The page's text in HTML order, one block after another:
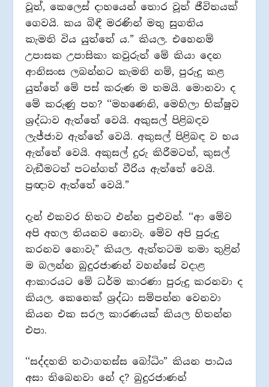
වූත්, කෙලෙස් දාහයෙන් තොර වූත් ජීවිතයක්
ගෙවයි. කය බිඳී මරණින් මතු සුගතිය
කැමති විය යුත්තේ ය.” කියල. එහෙනම්
උපාසක උපාසිකා කවුරුත් මේ කියා දෙන
ආනිසංස ලබන්නට කැමති නම්, පුරුදු කළ
යුත්තේ මේ පස් කරුණ ම තමයි. මොනවා ද
මේ කරුණු පහ? ‘‘මහණෙනි, මෙහිලා භික්ෂුව
ශ‍්‍රද්ධාව ඇත්තේ වෙයි. අකුසල් පිළිබඳව
ලැජ්ජාව ඇත්තේ වෙයි. අකුසල් පිළිබඳ ව භය
ඇත්තේ වෙයි. අකුසල් දුරු කිරීමටත්, කුසල්
වැඞීමටත් පටන්ගත් වීරිය ඇත්තේ වෙයි.
ප‍්‍රඥාව ඇත්තේ වෙයි.”
දැන් එකවර හිතට එන්න පුළුවන්. ‘‘ආ මේව
අපි අහල තියනව නොවැ. මේව අපි පුරුදු
කරනව නොවැ” කියල. ඇත්තටම තමා තුළින්
ම බලන්න බුදුරජාණන් වහන්සේ වදාළ
ආකාරයට මේ ධර්ම කාරණා පුරුදු කරනවා ද
කියල. කෙනෙක් ශ‍්‍රද්ධා සම්පන්න වෙනවා
කියන එක සරල කාරණයක් කියල හිතන්න
එපා.
‘‘සද්දහති තථාගතස්ස බෝධිං” කියන පාඨය
අසා තිබෙනවා නේ ද? බුදුරජාණන්